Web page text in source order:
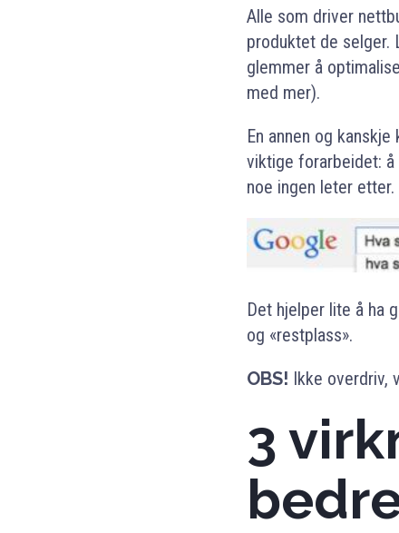
Alle som driver
produktet de selger.
glemmer å
med mer).
En annen og
viktige forarbeidet: å
noe ingen leter etter.
Det hjelper lite å ha
og «restplass».
OBS! Ikke overdriv,
3